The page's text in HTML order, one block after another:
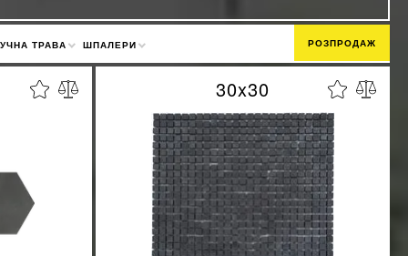
ТРАВА ШПАЛЕРИ РОЗПРОДАЖ
30x30